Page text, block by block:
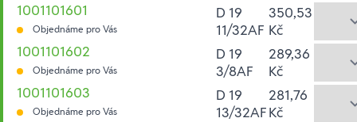
1001101601
Objednáme pro Vás
D 19
11/32AF
350,53
Kč
1001101602
Objednáme pro Vás
D 19
3/8AF
289,36
Kč
1001101603
Objednáme pro Vás
D 19
13/32AF
281,76
Kč